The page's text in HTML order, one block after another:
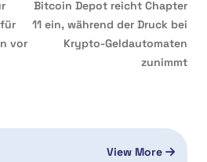
vor
Bitcoin Depot reicht Chapter
11 ein, während der Druck bei
Krypto-Geldautomaten
zunimmt
View More